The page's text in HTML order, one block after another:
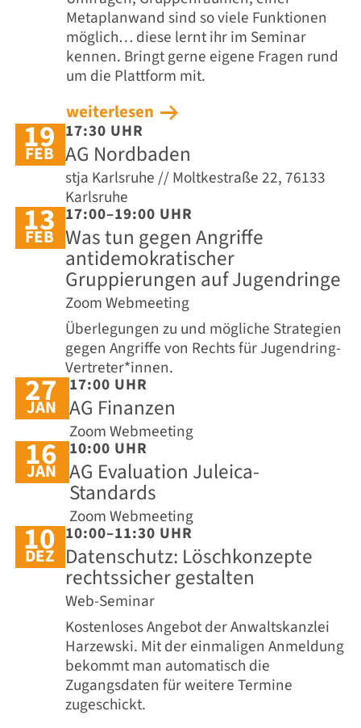
Metaplanwand sind so viele Funktionen
möglich… diese lernt ihr im Seminar
kennen. Bringt gerne eigene Fragen rund
um die Plattform mit.
weiterlesen
19
FEB
17:30 UHR
AG Nordbaden
stja Karlsruhe // Moltkestraße 22, 76133
Karlsruhe
13
FEB
17:00–19:00 UHR
Was tun gegen Angriffe
antidemokratischer
Gruppierungen auf Jugendringe
Zoom Webmeeting
Überlegungen zu und mögliche Strategien
gegen Angriffe von Rechts für Jugendring-
Vertreter*innen.
27
JAN
17:00 UHR
AG Finanzen
Zoom Webmeeting
16
JAN
10:00 UHR
AG Evaluation Juleica-
Standards
Zoom Webmeeting
10
DEZ
10:00–11:30 UHR
Datenschutz: Löschkonzepte
rechtssicher gestalten
Web-Seminar
Kostenloses Angebot der Anwaltskanzlei
Harzewski. Mit der einmaligen Anmeldung
bekommt man automatisch die
Zugangsdaten für weitere Termine
zugeschickt.